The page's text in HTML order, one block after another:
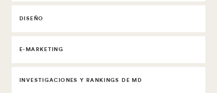
DISEÑO
E-MARKETING
INVESTIGACIONES Y RANKINGS DE MD